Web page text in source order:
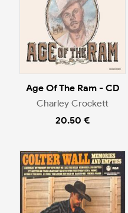
Age Of The Ram - CD
Charley Crockett
20.50 €